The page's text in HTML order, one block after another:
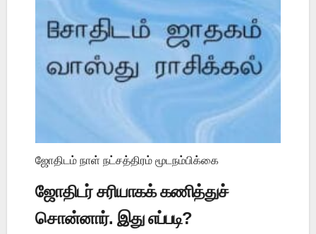
ஜோதிடம் நாள் நட்சத்திரம் மூடநம்பிக்கை
ஜோதிடர் சரியாகக் கணித்துச்
சொன்னார். இது எப்படி?